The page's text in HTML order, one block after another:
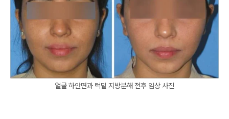
얼굴 하안면과 턱밑 지방분해 전후 임상 사진